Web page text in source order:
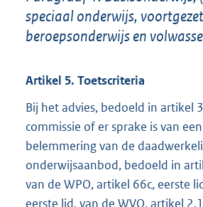
speciaal onderwijs,
beroepsonderwijs en
Artikel 5. Toetscriteria
Bij het advies, bedoeld in artikel
commissie of er sprake is van
belemmering van de
onderwijsaanbod, bedoeld in
van de WPO, artikel 66c, eerste
eerste lid, van de WVO, artikel